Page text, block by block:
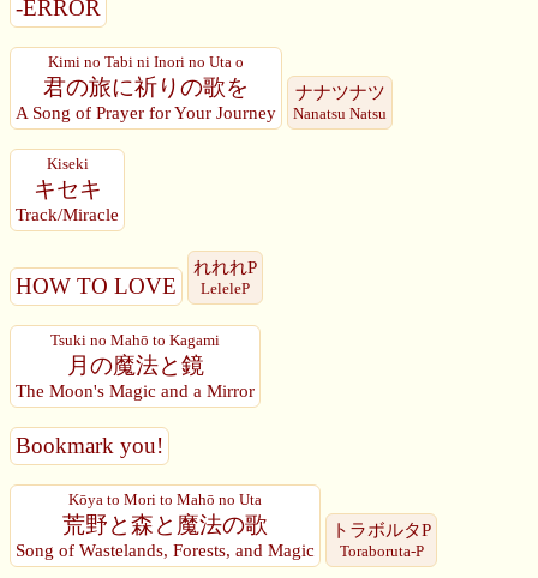
-ERROR
Kimi no Tabi ni Inori no Uta o
君の旅に祈りの歌を
A Song of Prayer for Your Journey
ナナツナツ
Nanatsu Natsu
Kiseki
キセキ
Track/Miracle
HOW TO LOVE
れれれP
LeleleP
Tsuki no Mahō to Kagami
月の魔法と鏡
The Moon's Magic and a Mirror
Bookmark you!
Kōya to Mori to Mahō no Uta
荒野と森と魔法の歌
Song of Wastelands, Forests, and Magic
トラボルタP
Toraboruta-P